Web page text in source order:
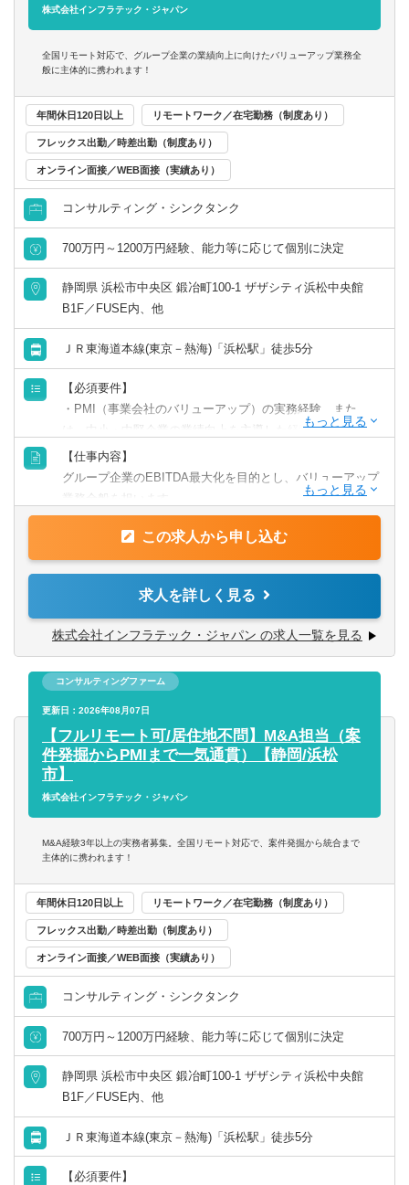
株式会社インフラテック・ジャパン
全国リモート対応で、グループ企業の業績向上に向けたバリューアップ業務全
般に主体的に携われます！
年間休日120日以上 リモートワーク／在宅勤務（制度あり）
フレックス出勤／時差出勤（制度あり）
オンライン面接／WEB面接（実績あり）
コンサルティング・シンクタンク
700万円～1200万円経験、能力等に応じて個別に決定
静岡県 浜松市中央区 鍛冶町100-1 ザザシティ浜松中央館
B1F／FUSE内、他
ＪＲ東海道本線(東京－熱海)「浜松駅」徒歩5分
【必須要件】
・PMI（事業会社のバリューアップ）の実務経験、また
は、中小・中堅企業の業績向上を主導した経験（3年以上：
事業会社・PEファンド・コンサルティング会社等におい
て）
・グループ企業の経営者や部門長、協力会社（IME）の業
務責任者などと対話し、信頼関係を構築するコミュニケー
・高等専門学校と同等水準以上の学歴（中退も可）
【歓迎要件】
・土木業界への理解
・M&Aの実務経験
【求める人物像】
・当社の理念・価値観への共感
・創業メンバーとしての情熱・覚悟
・仲間との協調・連携
【仕事内容】
グループ企業のEBITDA最大化を目的とし、バリューアップ
業務全般を担います。
グループ企業の経営者・部門責任者などと連携し、それに
必要な戦略を立案し、実行する業務を統括して頂きます。
必要に応じて、IMEの各業務責任者（入札・営業、積算・
携して頂きます。
「戦略→実行→検証→再実行」のPDCAを統括し、目に見
える成果（業績向上）につなげます。
■成長戦略・経営計画の策定
■営業力の強化（IMEの営業部門とも連携）
■業務力・技術力の強化（IMEの工事技術部門とも連携）
■人材採用力の強化
■経営管理体制の強化（財務・経営管理責任者とも連携）
■グループ企業間シナジーの創出 など
少数精鋭で創業期の同社。「インフラメンテナンス産業を
世界に」というビジョンのもと
従業員が存分にスキルを発揮できる、働きやすい環境づく
りを大事にしています。
「ライフステージや居住地などを理由に、キャリアを諦め
度を設けています。
じることが可能です。
この求人から申し込む
求人を詳しく見る
株式会社インフラテック・ジャパン の求人一覧を見る
コンサルティングファーム
更新日：2026年08月07日
【フルリモート可/居住地不問】M&A担当（案
件発掘からPMIまで一気通貫）【静岡/浜松
市】
株式会社インフラテック・ジャパン
M&A経験3年以上の実務者募集。全国リモート対応で、案件発掘から統合まで
主体的に携われます！
年間休日120日以上 リモートワーク／在宅勤務（制度あり）
フレックス出勤／時差出勤（制度あり）
オンライン面接／WEB面接（実績あり）
コンサルティング・シンクタンク
700万円～1200万円経験、能力等に応じて個別に決定
静岡県 浜松市中央区 鍛冶町100-1 ザザシティ浜松中央館
B1F／FUSE内、他
ＪＲ東海道本線(東京－熱海)「浜松駅」徒歩5分
【必須要件】
フリーワード
企業名のみで検索
休日・働き方
リモートワーク／在宅勤務（制度あり）
年間休日120日以上
原則として転勤なし
フレックス出勤／時差出勤（制度あり）
募集・採用情報
新卒可
未経験可
年収1000万円以上の求人
5名以上募集の求人
第二新卒可
エグゼクティブクラスの求人
海外赴任の機会あり
MBAホルダー募集
有形商材の求人
管理職求人
オンライン面接／WEB面接（実績あり）
語学
英語力を活かす
中国語を活かす
その他語学を活かす